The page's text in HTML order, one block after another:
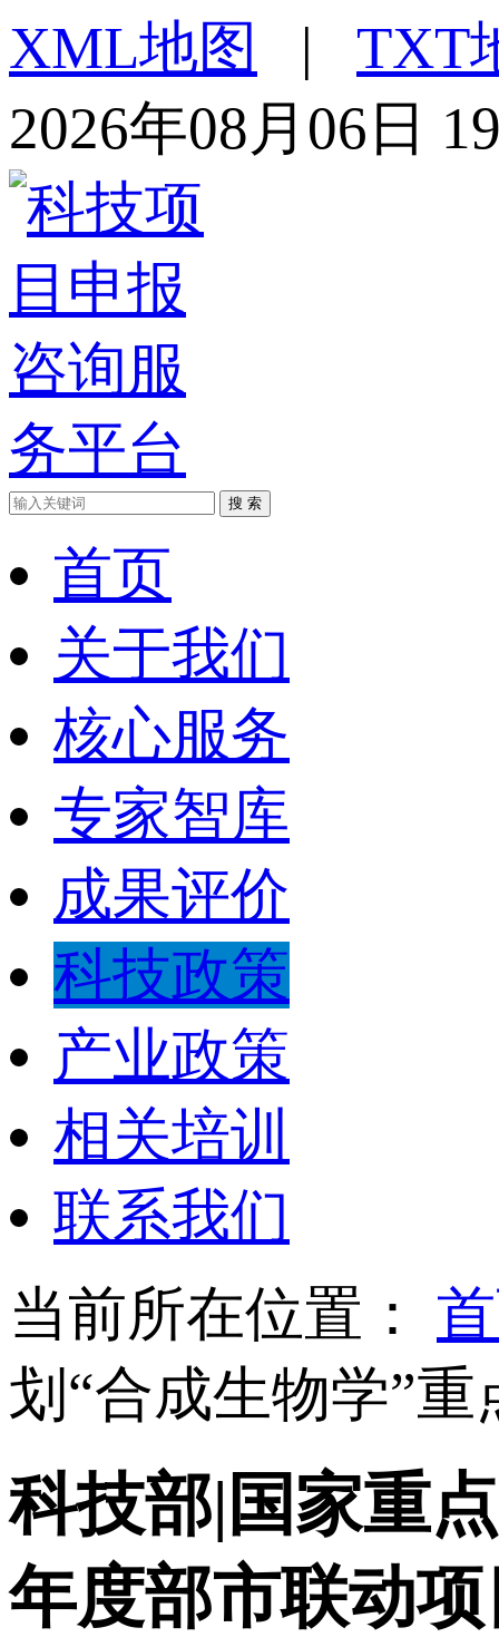
XML地图 | TXT
2026年08月06日
搜 索
首页
关于我们
核心服务
专家智库
成果评价
科技政策
产业政策
相关培训
联系我们
当前所在位置：
划“合成生物学”
科技部|国家重
年度部市联动